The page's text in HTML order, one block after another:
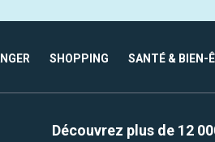
SHOPPING SANTÉ & BIEN-
Découvrez plus de 12